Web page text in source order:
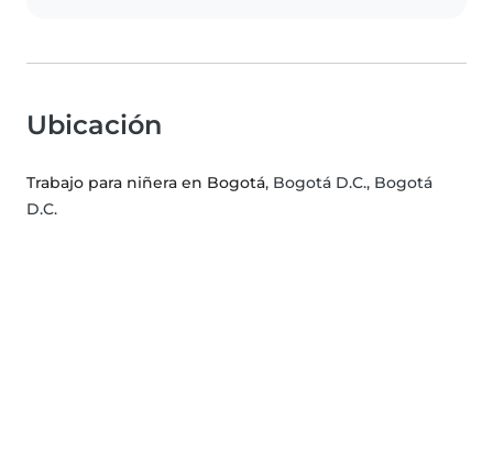
Ubicación
Trabajo para niñera en Bogotá, Bogotá D.C., Bogotá
D.C.